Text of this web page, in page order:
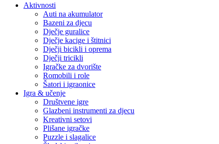
Aktivnosti
Auti na akumulator
Bazeni za djecu
Dječje guralice
Dječje kacige i štitnici
Dječji bicikli i oprema
Dječji tricikli
Igračke za dvorište
Romobili i role
Šatori i igraonice
Igra & učenje
Društvene igre
Glazbeni instrumenti za djecu
Kreativni setovi
Plišane igračke
Puzzle i slagalice